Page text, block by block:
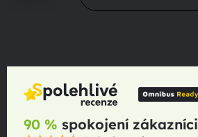
90 % spokojení zákazníci